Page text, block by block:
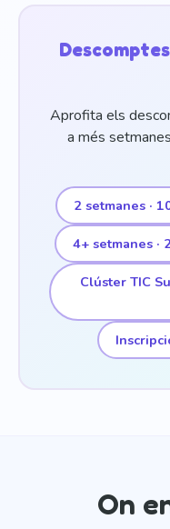
Aprofita els
a més
2 setmanes ·
4+ setmanes ·
Clúster TIC
On